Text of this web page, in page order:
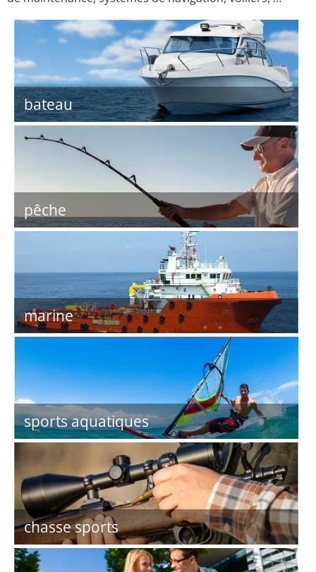
bateau
pêche
marine
sports aquatiques
chasse sports